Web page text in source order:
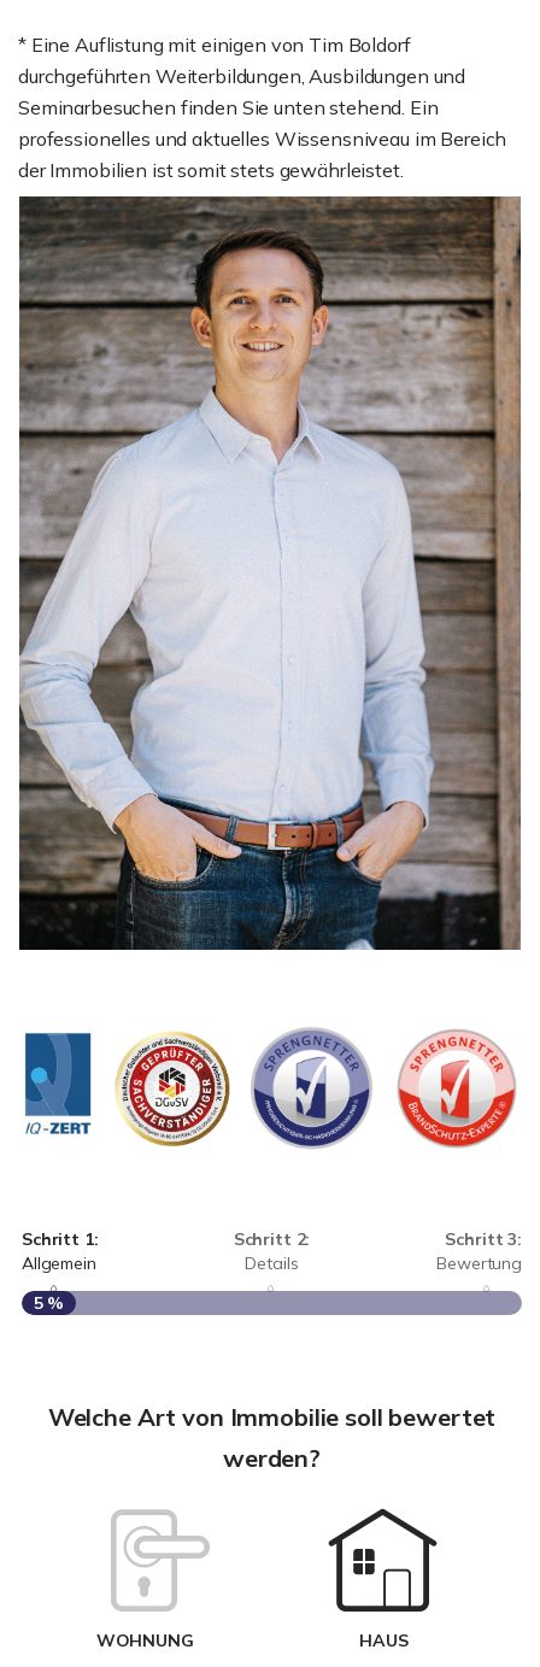
* Eine Auflistung mit einigen von Tim Boldorf
durchgeführten Weiterbildungen, Ausbildungen und
Seminarbesuchen finden Sie unten stehend. Ein
professionelles und aktuelles Wissensniveau im Bereich
der Immobilien ist somit stets gewährleistet.
Schritt 1:
Allgemein
Schritt 2:
Details
Schritt 3:
Bewertung
5 %
Welche Art von Immobilie soll bewertet
werden?
WOHNUNG HAUS